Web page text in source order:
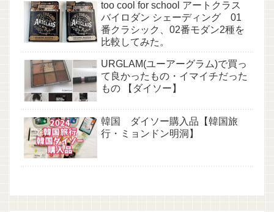
too cool for school アートクラス
バイロダン シェーディング 01
番クラシック、02番モダン2種を
比較してみた。
URGLAM(ユーアーグラム)で買っ
て良かったもの・イマイチだった
もの 【ダイソー】
韓国 ダイソー購入品【韓国旅
行・ミョンドン明洞】